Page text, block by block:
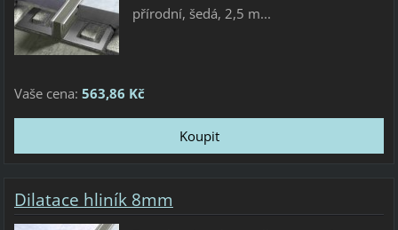
přírodní, šedá, 2,5 m...
Vaše cena: 563,86 Kč
Dilatace hliník 8mm